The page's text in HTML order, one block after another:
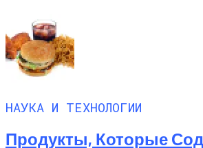
НАУКА И ТЕХНОЛОГИИ
Продукты, Которые